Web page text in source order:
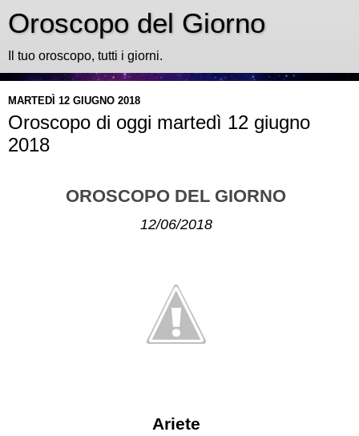
Oroscopo del Giorno
Il tuo oroscopo, tutti i giorni.
MARTEDÌ 12 GIUGNO 2018
Oroscopo di oggi martedì 12 giugno
2018
OROSCOPO DEL GIORNO
12/06/2018
Ariete